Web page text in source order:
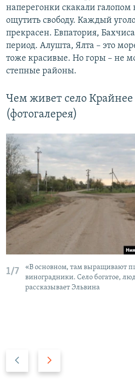
наперегонки скакали
ощутить свободу. Каждый
прекрасен. Евпатория,
период. Алушта, Ялта – это
тоже красивые. Но горы – не
степные районы.
Чем живет село
(фотогалерея)
1/7
«В основном, там выращивают
виноградники. Село богатое,
рассказывает Эльвина